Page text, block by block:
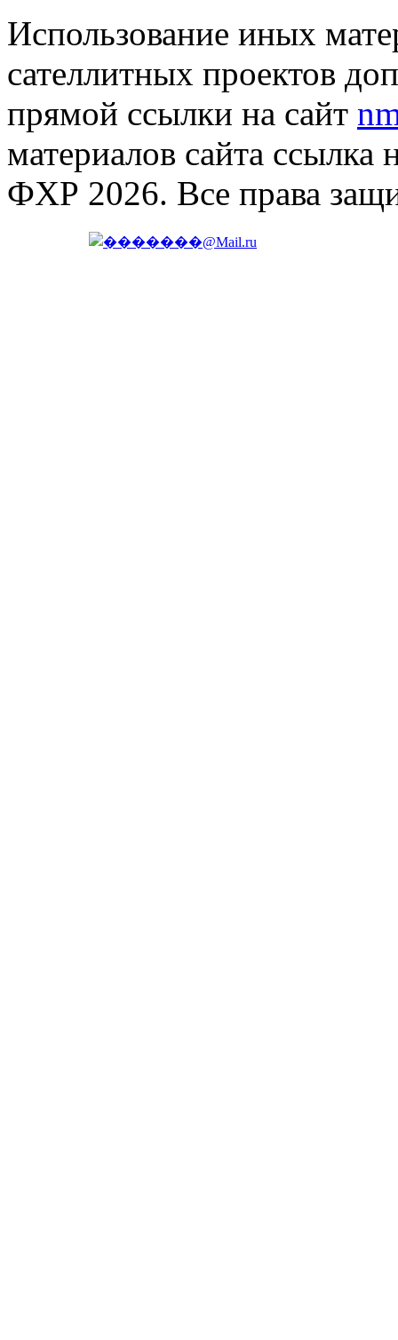
Использование иных
сателлитных проектов
прямой ссылки на сайт
материалов сайта ссылка
ФХР 2026. Все права